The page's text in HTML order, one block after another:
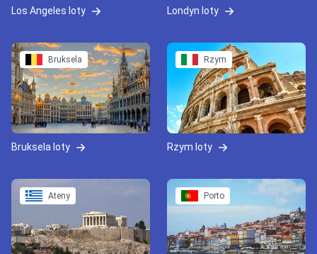
Los Angeles loty Londyn loty
Bruksela
Bruksela loty
Rzym
Rzym loty
Ateny Porto